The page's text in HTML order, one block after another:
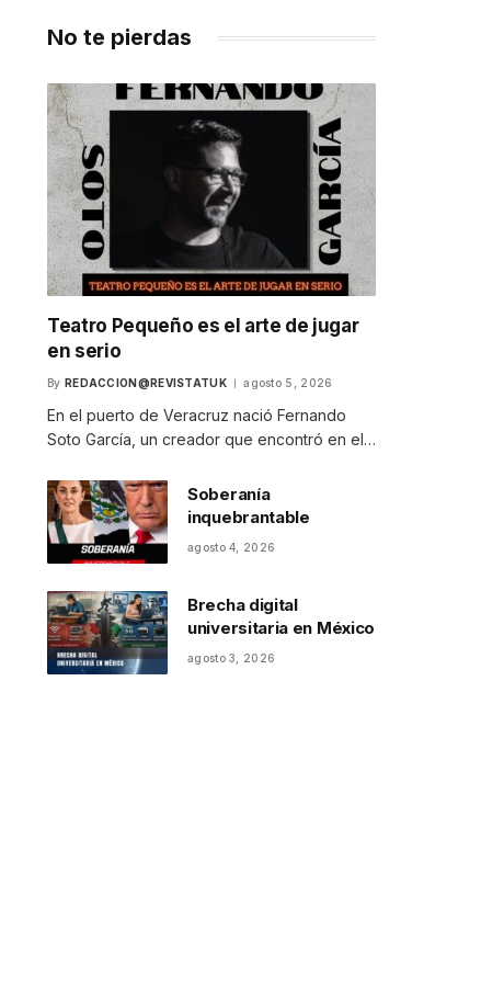
No te pierdas
Teatro Pequeño es el arte de jugar
en serio
By REDACCION@REVISTATUK agosto 5, 2026
En el puerto de Veracruz nació Fernando
Soto García, un creador que encontró en el…
Soberanía
inquebrantable
agosto 4, 2026
Brecha digital
universitaria en México
agosto 3, 2026